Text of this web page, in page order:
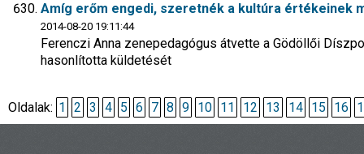
Amíg erőm engedi, szeretnék a kultúra értékeinek
2014-08-20 19:11:44
Ferenczi Anna zenepedagógus átvette a Gödöllői
hasonlította küldetését
Oldalak: 1 2 3 4 5 6 7 8 9 10 11 12 13 14 15 16